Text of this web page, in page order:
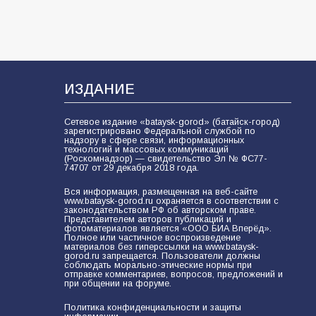
ИЗДАНИЕ
Сетевое издание «bataysk-gorod» (батайск-город)
зарегистрировано Федеральной службой по
надзору в сфере связи, информационных
технологий и массовых коммуникаций
(Роскомнадзор) — свидетельство Эл № ФС77-
74707 от 29 декабря 2018 года.
Вся информация, размещенная на веб-сайте
www.bataysk-gorod.ru охраняется в соответствии с
законодательством РФ об авторском праве.
Представителем авторов публикаций и
фотоматериалов является «ООО БИА Вперёд».
Полное или частичное воспроизведение
материалов без гиперссылки на www.bataysk-
gorod.ru запрещается. Пользователи должны
соблюдать морально-этические нормы при
отправке комментариев, вопросов, предложений и
при общении на форуме.
Политика конфиденциальности и защиты